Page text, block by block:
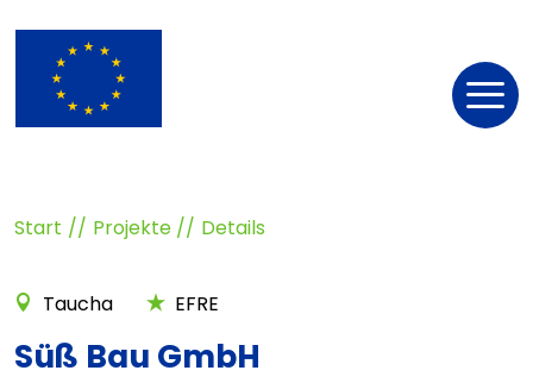
Start Projekte Details
Taucha EFRE
Süß Bau GmbH